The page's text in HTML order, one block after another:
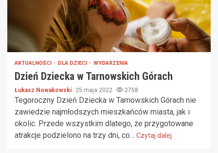
AKTUALNOŚCI DLA DZIECI WYDARZENIA
Dzień Dziecka w Tarnowskich Górach
Łukasz Nowakowski 25 maja 2022 2758
Tegoroczny Dzień Dziecka w Tarnowskich Górach nie
zawiedzie najmłodszych mieszkańców miasta, jak i
okolic. Przede wszystkim dlatego, że przygotowane
atrakcje podzielono na trzy dni, co... Czytaj dalej